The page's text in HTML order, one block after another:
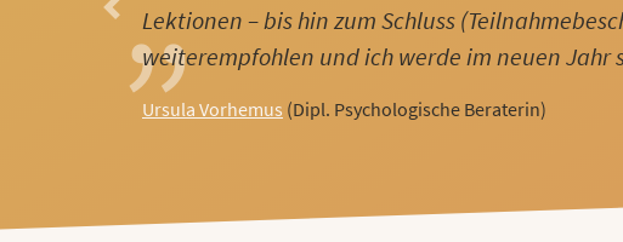
Lektionen – bis hin zum Schluss
weiterempfohlen und ich werde im neuen Jahr
Ursula Vorhemus (Dipl. Psychologische Beraterin)
Previous